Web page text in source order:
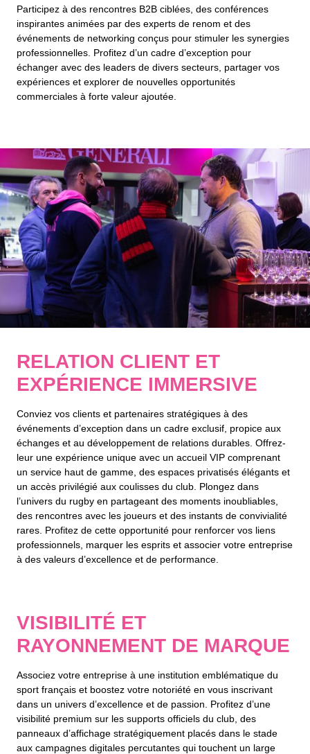
Participez à des rencontres B2B ciblées, des conférences
inspirantes animées par des experts de renom et des
événements de networking conçus pour stimuler les synergies
professionnelles. Profitez d’un cadre d’exception pour
échanger avec des leaders de divers secteurs, partager vos
expériences et explorer de nouvelles opportunités
commerciales à forte valeur ajoutée.
RELATION CLIENT ET
EXPÉRIENCE IMMERSIVE
Conviez vos clients et partenaires stratégiques à des
événements d’exception dans un cadre exclusif, propice aux
échanges et au développement de relations durables. Offrez-
leur une expérience unique avec un accueil VIP comprenant
un service haut de gamme, des espaces privatisés élégants et
un accès privilégié aux coulisses du club. Plongez dans
l’univers du rugby en partageant des moments inoubliables,
des rencontres avec les joueurs et des instants de convivialité
rares. Profitez de cette opportunité pour renforcer vos liens
professionnels, marquer les esprits et associer votre entreprise
à des valeurs d’excellence et de performance.
VISIBILITÉ ET
RAYONNEMENT DE MARQUE
Associez votre entreprise à une institution emblématique du
sport français et boostez votre notoriété en vous inscrivant
dans un univers d’excellence et de passion. Profitez d’une
visibilité premium sur les supports officiels du club, des
panneaux d’affichage stratégiquement placés dans le stade
aux campagnes digitales percutantes qui touchent un large